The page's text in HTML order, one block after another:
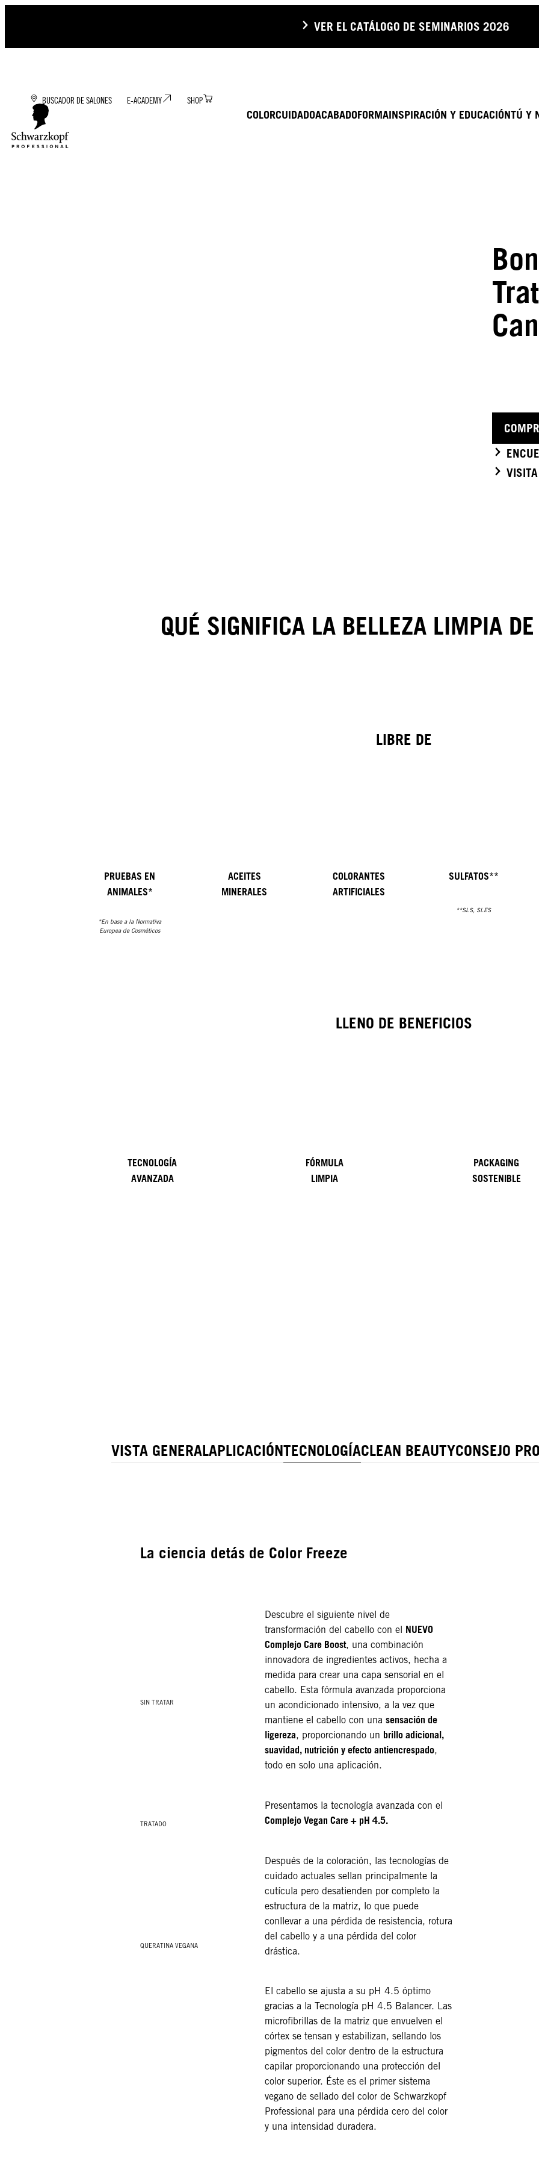
VER EL CATÁLOGO DE SEMINARIOS 2026
COLORCUIDADOACABADOFORMAINSPIRACIÓN Y EDUCACIÓNTÚ Y
BUSCADOR DE SALONES E-ACADEMY SHOP
QUÉ SIGNIFICA LA BELLEZA LIMPIA DE
LIBRE DE
PRUEBAS EN
ANIMALES*
*En base a la Normativa
Europea de Cosméticos
ACEITES
MINERALES
COLORANTES
ARTIFICIALES
SULFATOS**
**SLS, SLES
LLENO DE BENEFICIOS
TECNOLOGÍA
AVANZADA
FÓRMULA
LIMPIA
PACKAGING
SOSTENIBLE
VISTA GENERALAPLICACIÓNTECNOLOGÍACLEAN BEAUTYCONSEJO PRO
La ciencia detás de Color Freeze
SIN TRATAR
TRATADO
QUERATINA VEGANA
Descubre el siguiente nivel de
transformación del cabello con el NUEVO
Complejo Care Boost, una combinación
innovadora de ingredientes activos, hecha a
medida para crear una capa sensorial en el
cabello. Esta fórmula avanzada proporciona
un acondicionado intensivo, a la vez que
mantiene el cabello con unasensación de
ligereza, proporcionando un brillo adicional,
suavidad, nutrición y efecto antiencrespado,
todo en solo una aplicación.
Presentamos la tecnología avanzada con el
Complejo Vegan Care + pH 4.5.
Después de la coloración, las tecnologías de
cuidado actuales sellan principalmente la
cutícula pero desatienden por completo la
estructura de la matriz, lo que puede
conllevar a una pérdida de resistencia, rotura
del cabello y a una pérdida del color
drástica.
El cabello se ajusta a su pH 4.5 óptimo
gracias a la Tecnología pH 4.5 Balancer. Las
microfibrillas de la matriz que envuelven el
córtex se tensan y estabilizan, sellando los
pigmentos del color dentro de la estructura
capilar proporcionando una protección del
color superior. Éste es el primer sistema
vegano de sellado del color de Schwarzkopf
Professional para una pérdida cero del color
y una intensidad duradera.